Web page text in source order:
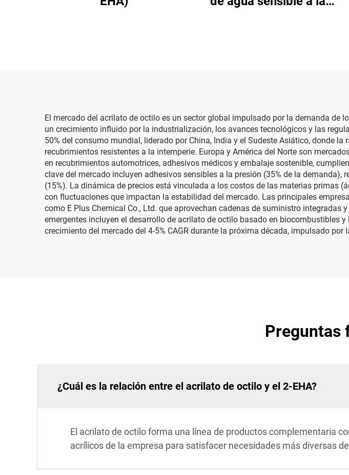
El mercado del acrilato de octilo es un sector global impulsado por la demanda de
un crecimiento influido por la industrialización, los avances tecnológicos y las
50% del consumo mundial, liderado por China, India y el Sudeste Asiático, donde
recubrimientos resistentes a la intemperie. Europa y América del Norte son
en recubrimientos automotrices, adhesivos médicos y embalaje sostenible,
clave del mercado incluyen adhesivos sensibles a la presión (35% de la
(15%). La dinámica de precios está vinculada a los costos de las materias primas
con fluctuaciones que impactan la estabilidad del mercado. Las principales
como E Plus Chemical Co., Ltd. que aprovechan cadenas de suministro
emergentes incluyen el desarrollo de acrilato de octilo basado en biocombustibles
crecimiento del mercado del 4-5% CAGR durante la próxima década, impulsado
Preguntas
¿Cuál es la relación entre el acrilato de octilo y el 2-EHA?
El acrilato de octilo forma una línea de productos complementaria
acrílicos de la empresa para satisfacer necesidades más diversas